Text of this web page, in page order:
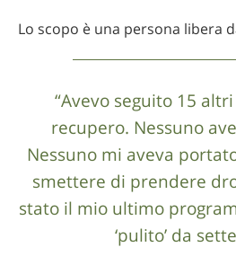
Lo scopo è una persona libera
“Avevo seguito 15
recupero. Nessuno
Nessuno mi aveva
smettere di prendere
stato il mio ultimo
‘pulito’ da